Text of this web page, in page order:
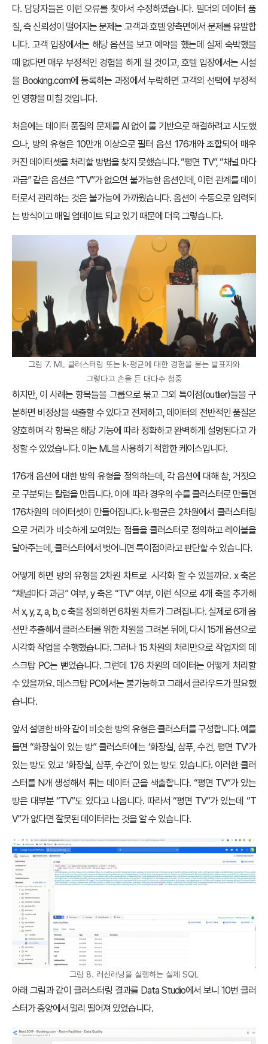
다. 담당자들은 이런 오류를 찾아서 수정하였습니다. 필더의 데이터 품
질, 즉 신뢰성이 떨어지는 문제는 고객과 호텔 양측면에서 문제를 유발합
니다. 고객 입장에서는 해당 옵션을 보고 예약을 했는데 실제 숙박했을
때 없다면 매우 부정적인 경험을 하게 될 것이고, 호텔 입장에서는 시설
을 Booking.com에 등록하는 과정에서 누락하면 고객의 선택에 부정적
인 영향을 미칠 것입니다.
처음에는 데이터 품질의 문제를 AI 없이 룰 기반으로 해결하려고 시도했
으나, 방의 유형은 10만개 이상으로 필터 옵션 176개와 조합되어 매우
커진 데이터셋을 처리할 방법을 찾지 못했습니다. “평면 TV”, “채널 마다
과금” 같은 옵션은 “TV”가 없으면 불가능한 옵션인데, 이런 관계를 데이
터로서 관리하는 것은 불가능에 가까웠습니다. 옵션이 수동으로 입력되
는 방식이고 매일 업데이트 되고 있기 때문에 더욱 그렇습니다.
그림 7. ML 클러스터링 또는 k-평균에 대한 경험을 묻는 발표자와
그렇다고 손을 든 대다수 청중
하지만, 이 사례는 항목들을 그룹으로 묶고 그외 특이점(outlier)들을 구
분하면 비정상을 색출할 수 있다고 전제하고, 데이터의 전반적인 품질은
양호하며 각 항목은 해당 기능에 따라 정확하고 완벽하게 설명된다고 가
정할 수 있었습니다. 이는 ML을 사용하기 적합한 케이스입니다.
176개 옵션에 대한 방의 유형을 정의하는데, 각 옵션에 대해 참, 거짓으
로 구분되는 칼럼을 만듭니다. 이에 따라 경우의 수를 클러스터로 만들면
176차원의 데이터셋이 만들어집니다. k-평균은 2차원에서 클러스터링
으로 거리가 비슷하게 모여있는 점들을 클러스터로 정의하고 레이블을
달아주는데, 클러스터에서 벗어니면 특이점이라고 판단할 수 있습니다.
어떻게 하면 방의 유형을 2차원 차트로 시각화 할 수 있을까요. x 축은
“채널마다 과금” 여부, y 축은 “TV” 여부, 이런 식으로 4개 축을 추가해
서 x, y, z, a, b, c 축을 정의하면 6차원 차트가 그려집니다. 실제로 6개 옵
션만 추출해서 클러스터를 위한 차원을 그려본 뒤에, 다시 15개 옵션으로
시각화 작업을 수행했습니다. 그러나 15 차원의 처리만으로 작업자의 데
스크탑 PC는 뻗었습니다. 그런데 176 차원의 데이터는 어떻게 처리할
수 있을까요. 데스크탑 PC에서는 불가능하고 그래서 클라우드가 필요했
습니다.
앞서 설명한 바와 같이 비슷한 방의 유형은 클러스터를 구성합니다. 예를
들면 “화장실이 있는 방” 클러스터에는 ‘화장실, 샴푸, 수건, 평면 TV’가
있는 방도 있고 ‘화장실, 샴푸, 수건’이 있는 방도 있습니다. 이러한 클러
스터를 N개 생성해서 튀는 데이터 군을 색출합니다. “평면 TV”가 있는
방은 대부분 “TV”도 있다고 나옵니다. 따라서 “평면 TV”가 있는데 “T
V”가 없다면 잘못된 데이터라는 것을 알 수 있습니다.
그림 8. 러신러닝을 실행하는 실제 SQL
아래 그림과 같이 클러스터링 결과를 Data Studio에서 보니 10번 클러
스터가 중앙에서 멀리 떨어져 있었습니다.